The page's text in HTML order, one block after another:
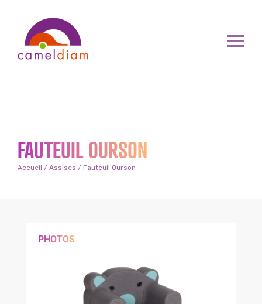
FAUTEUIL OURSON
Accueil / Assises / Fauteuil Ourson
PHOTOS